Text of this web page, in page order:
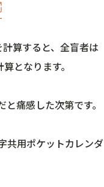
算すると、全盲者は
となります。
痛感した次第です。
共用ポケットカレンダ